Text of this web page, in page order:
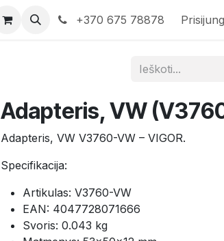
+370 675 78878
Adapteris, VW
Adapteris, VW V3760-VW – VIGOR.
Specifikacija:
Artikulas: V3760-VW
EAN: 4047728071666
Svoris: 0.043 kg